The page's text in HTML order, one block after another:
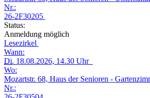
Nr.:
26-2F30205
Status:
Anmeldung möglich
Lesezirkel
Wann:
Di. 18.08.2026, 14.30 Uhr
Wo:
Mozartstr. 68, Haus der Senioren -
Nr.: